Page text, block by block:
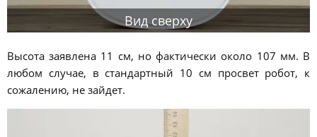
Вид сверху
Высота заявлена 11 см, но фактически около 107 мм. В
любом случае, в стандартный 10 см просвет робот, к
сожалению, не зайдет.